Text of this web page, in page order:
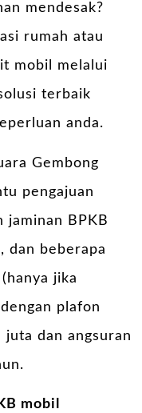
mendesak?
rumah atau
mobil melalui
terbaik
anda.
Gembong
pengajuan
jaminan BPKB
dan beberapa
jika
plafon
juta dan angsuran
mobil